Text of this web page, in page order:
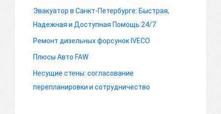
Эвакуатор в Санкт-Петербурге: Быстрая,
Надежная и Доступная Помощь 24/7
Ремонт дизельных форсунок IVECO
Плюсы Авто FAW
Несущие стены: согласование
перепланировки и сотрудничество